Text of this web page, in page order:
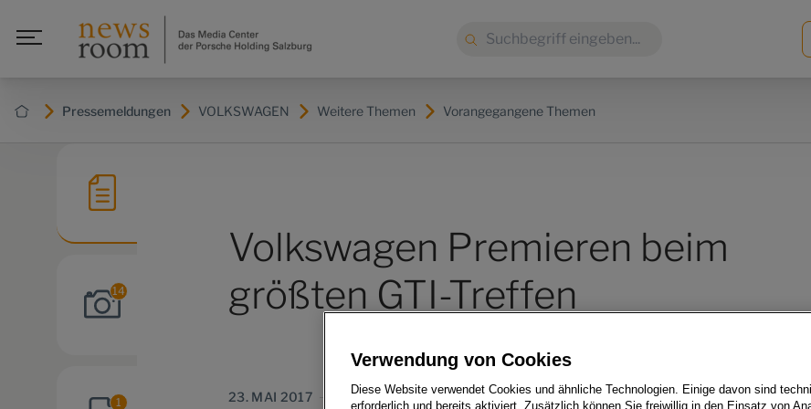
Pressemeldungen VOLKSWAGEN Weitere Themen Vorangegangene Themen
Suche:
14
1
Volkswagen Premieren beim
größten GTI-Treffen
23. MAI 2017
Verwendung von Cookies
Diese Website verwendet Cookies und ähnliche Technologien. Einige davon sind
erforderlich und bereits aktiviert. Zusätzlich können Sie freiwillig in den Einsatz von